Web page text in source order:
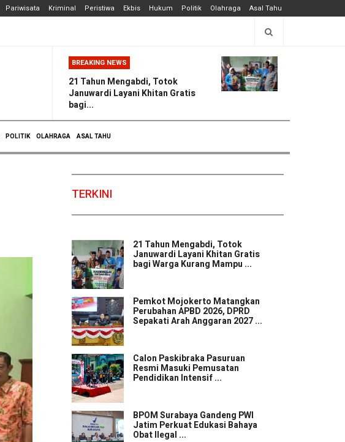
Pariwisata Kriminal Peristiwa Ekbis Hukum Politik Olahraga Asal Tahu
BREAKING NEWS
21 Tahun Mengabdi, Totok
Januwardi Layani Khitan Gratis
bagi...
POLITIK OLAHRAGA ASAL TAHU
TERKINI
21 Tahun Mengabdi, Totok
Januwardi Layani Khitan Gratis
bagi Warga Kurang Mampu ...
Pemkot Mojokerto Matangkan
Perubahan APBD 2026, DPRD
Sepakati Arah Anggaran 2027 ...
Calon Paskibraka Pasuruan
Resmi Masuki Pemusatan
Pendidikan Intensif ...
BPOM Surabaya Gandeng PWI
Jatim Perkuat Edukasi Bahaya
Obat Ilegal ...